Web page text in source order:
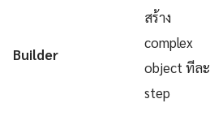
Builder
สร้าง
complex
object ทีละ
step